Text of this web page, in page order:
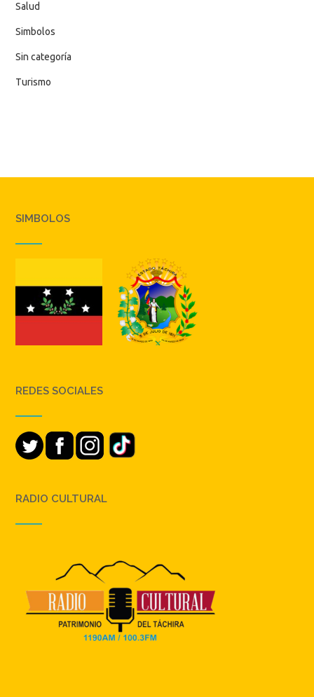
Salud
Simbolos
Sin categoría
Turismo
SIMBOLOS
REDES SOCIALES
RADIO CULTURAL